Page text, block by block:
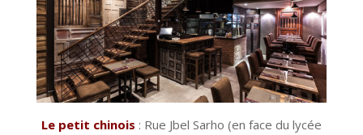
Le petit chinois : Rue Jbel Sarho (en face du lycée